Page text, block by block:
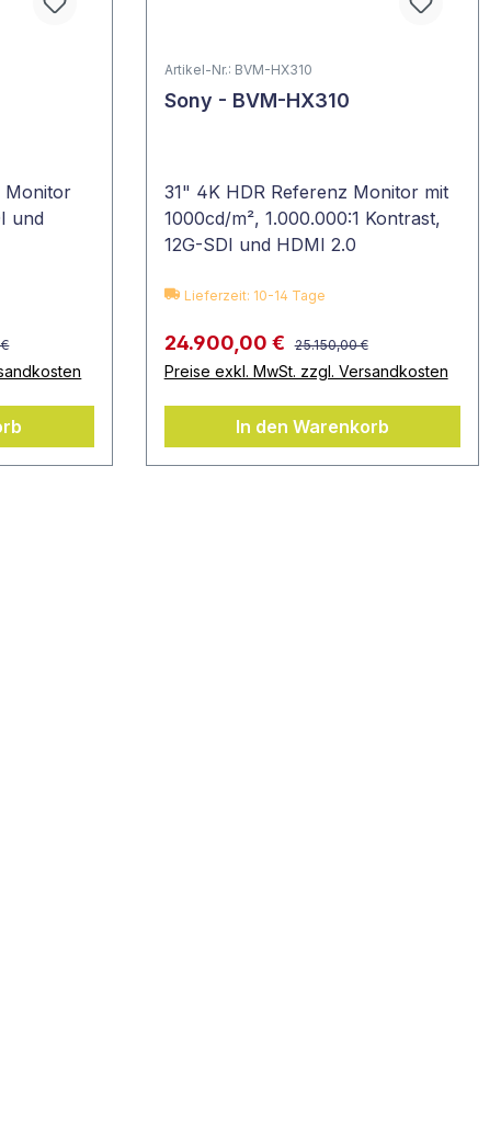
Monitor
und
Artikel-Nr.: BVM-HX310
Sony - BVM-HX310
31" 4K HDR Referenz Monitor mit
1000cd/m², 1.000.000:1 Kontrast,
12G-SDI und HDMI 2.0
Lieferzeit: 10-14 Tage
24.900,00 € 25.150,00 €
Preise exkl. MwSt. zzgl. Versandkosten
In den Warenkorb